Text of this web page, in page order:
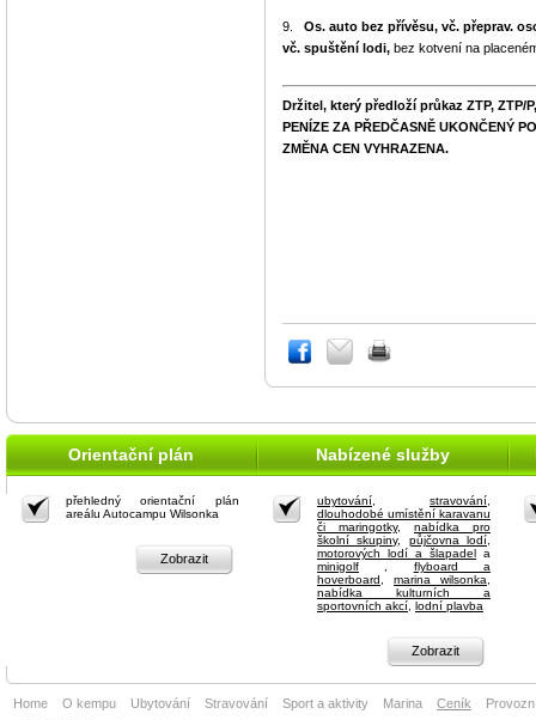
9. Os. auto bez přívěsu, vč. přeprav.
vč. spuštění lodi, bez kotvení na
Držitel, který předloží průkaz ZTP,
PENÍZE ZA PŘEDČASNĚ UKONČENÝ
ZMĚNA CEN VYHRAZENA.
Orientační plán Nabízené služby
přehledný orientační plán
areálu Autocampu Wilsonka
Zobrazit
ubytování stravování
dlouhodobé umístění karavanu
či maringotky, nabídka pro
školní skupiny, půjčovna lodí,
motorových lodí a šlapadel a
minigolf
flyboard a
hoverboard
marina wilsonka
nabídka kulturních a
sportovních akcí lodní plavba
Zobrazit
Home O kempu Ubytování Stravování Sport a aktivity Marina Ceník